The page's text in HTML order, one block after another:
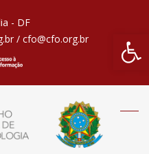
Barra
- DF
/ cfo@cfo.org.br